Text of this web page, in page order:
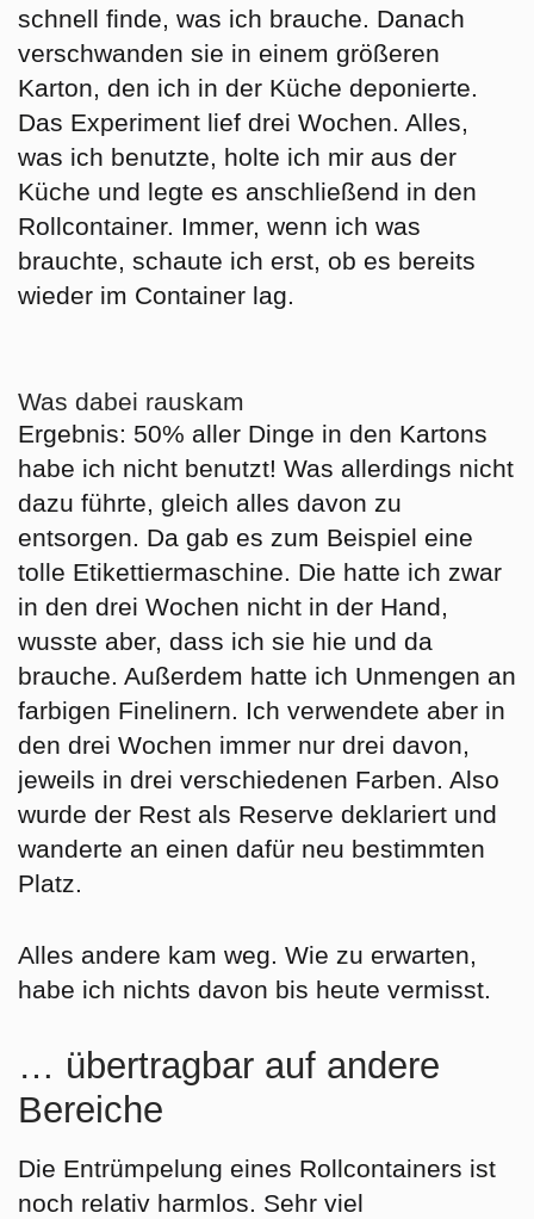
schnell finde, was ich brauche. Danach
verschwanden sie in einem größeren
Karton, den ich in der Küche deponierte.
Das Experiment lief drei Wochen. Alles,
was ich benutzte, holte ich mir aus der
Küche und legte es anschließend in den
Rollcontainer. Immer, wenn ich was
brauchte, schaute ich erst, ob es bereits
wieder im Container lag.
Was dabei rauskam
Ergebnis: 50% aller Dinge in den Kartons
habe ich nicht benutzt! Was allerdings nicht
dazu führte, gleich alles davon zu
entsorgen. Da gab es zum Beispiel eine
tolle Etikettiermaschine. Die hatte ich zwar
in den drei Wochen nicht in der Hand,
wusste aber, dass ich sie hie und da
brauche. Außerdem hatte ich Unmengen an
farbigen Finelinern. Ich verwendete aber in
den drei Wochen immer nur drei davon,
jeweils in drei verschiedenen Farben. Also
wurde der Rest als Reserve deklariert und
wanderte an einen dafür neu bestimmten
Platz.
Alles andere kam weg. Wie zu erwarten,
habe ich nichts davon bis heute vermisst.
… übertragbar auf andere
Bereiche
Die Entrümpelung eines Rollcontainers ist
noch relativ harmlos. Sehr viel